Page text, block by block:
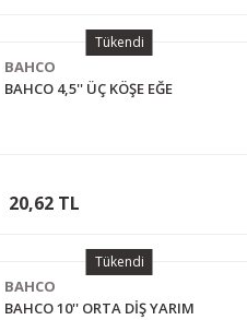
Tükendi
BAHCO
BAHCO 4,5'' ÜÇ KÖŞE EĞE
20,62 TL
Tükendi
BAHCO
BAHCO 10'' ORTA DİŞ YARIM